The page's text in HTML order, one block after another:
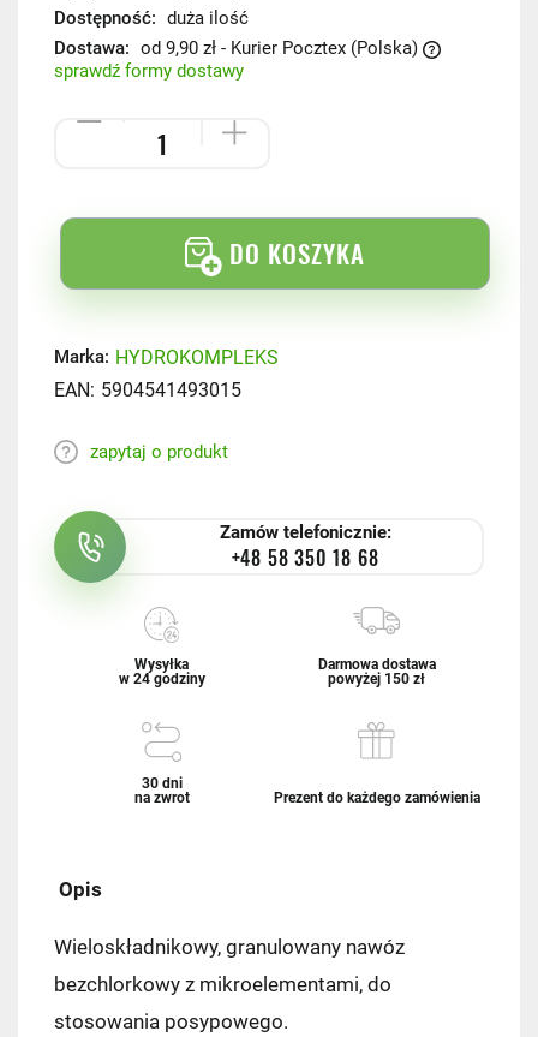
Dostępność: duża ilość
Dostawa: od 9,90 zł - Kurier Pocztex (Polska)
sprawdź formy dostawy
DO KOSZYKA
Marka: HYDROKOMPLEKS
EAN: 5904541493015
zapytaj o produkt
Zamów telefonicznie:
+48 58 350 18 68
Wysyłka
w 24 godziny
Darmowa dostawa
powyżej 150 zł
30 dni
na zwrot
Prezent do każdego zamówienia
Opis
Wieloskładnikowy, granulowany nawóz
bezchlorkowy z mikroelementami, do
stosowania posypowego.